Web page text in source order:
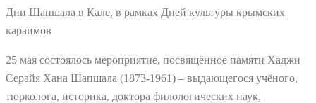
Дни Шапшала в Кале, в рамках Дней культуры крымских
караимов
25 мая состоялось мероприятие, посвящённое памяти Хаджи
Серайя Хана Шапшала (1873-1961) – выдающегося учёного,
тюрколога, историка, доктора филологических наук,